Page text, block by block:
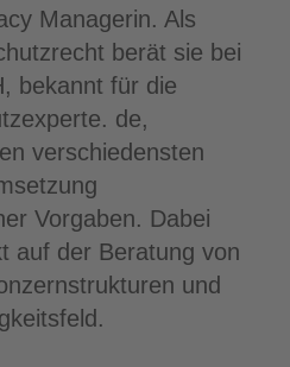
Managerin. Als
berät sie bei
bekannt für die
de,
verschiedensten
Vorgaben. Dabei
auf der Beratung von
und